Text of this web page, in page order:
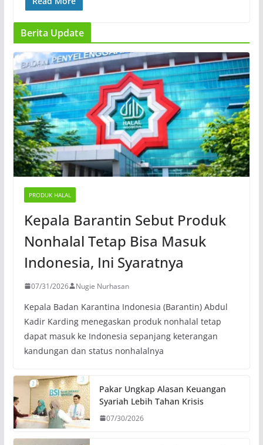
Berita Update
PRODUK HALAL
Kepala Barantin Sebut Produk
Nonhalal Tetap Bisa Masuk
Indonesia, Ini Syaratnya
07/31/2026 Nugie Nurhasan
Kepala Badan Karantina Indonesia (Barantin) Abdul
Kadir Karding menegaskan produk nonhalal tetap
dapat masuk ke Indonesia sepanjang keterangan
kandungan dan status nonhalalnya
Pakar Ungkap Alasan Keuangan
Syariah Lebih Tahan Krisis
07/30/2026